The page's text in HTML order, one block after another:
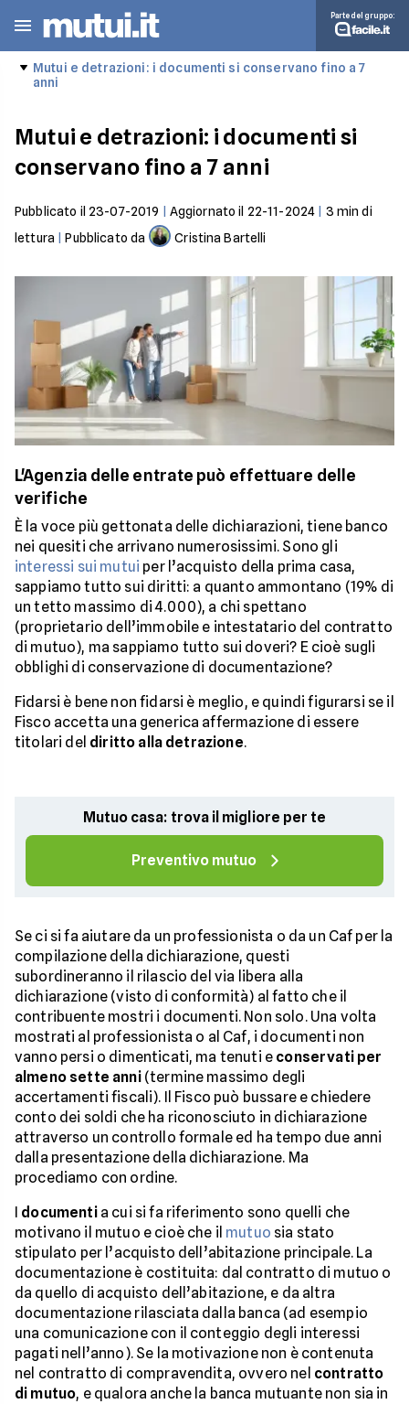
Parte del gruppo:
Mutui e detrazioni: i documenti si conservano fino a 7
anni
Mutui e detrazioni: i documenti si
conservano fino a 7 anni
Pubblicato il 23-07-2019 Aggiornato il 22-11-2024 3 min di
lettura |Pubblicato da Cristina Bartelli
L'Agenzia delle entrate può effettuare delle
verifiche
È la voce più gettonata delle dichiarazioni, tiene banco
nei quesiti che arrivano numerosissimi. Sono gli
interessi sui mutui per l’acquisto della prima casa,
sappiamo tutto sui diritti: a quanto ammontano (19% di
un tetto massimo di 4.000), a chi spettano
(proprietario dell’immobile e intestatario del contratto
di mutuo), ma sappiamo tutto sui doveri? E cioè sugli
obblighi di conservazione di documentazione?
Fidarsi è bene non fidarsi è meglio, e quindi figurarsi se il
Fisco accetta una generica affermazione di essere
titolari del diritto alla detrazione.
Mutuo casa: trova il migliore per te
Preventivo mutuo
Se ci si fa aiutare da un professionista o da un Caf per la
compilazione della dichiarazione, questi
subordineranno il rilascio del via libera alla
dichiarazione (visto di conformità) al fatto che il
contribuente mostri i documenti. Non solo. Una volta
mostrati al professionista o al Caf, i documenti non
vanno persi o dimenticati, ma tenuti e conservati per
almeno sette anni(termine massimo degli
accertamenti fiscali). Il Fisco può bussare e chiedere
conto dei soldi che ha riconosciuto in dichiarazione
attraverso un controllo formale ed ha tempo due anni
dalla presentazione della dichiarazione. Ma
procediamo con ordine.
I documentia cui si fa riferimento sono quelli che
motivano il mutuo e cioè che il mutuo sia stato
stipulato per l’acquisto dell’abitazione principale. La
documentazione è costituita: dal contratto di mutuo o
da quello di acquisto dell’abitazione, e da altra
documentazione rilasciata dalla banca (ad esempio
una comunicazione con il conteggio degli interessi
pagati nell’anno). Se la motivazione non è contenuta
nel contratto di compravendita, ovvero nel contratto
di mutuo, e qualora anche la banca mutuante non sia in